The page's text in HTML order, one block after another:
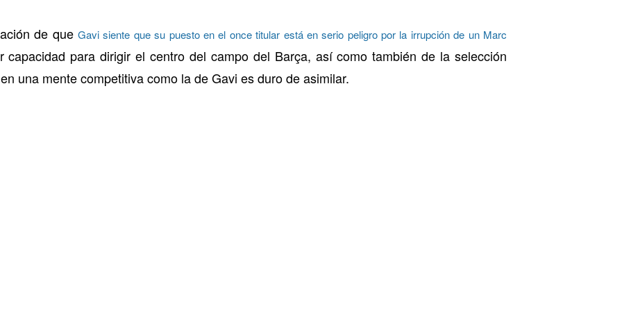
de queGavi siente que su puesto en el once titular está en serio peligro por la irrupción de un Marc
para dirigir el centro del campo del Barça, así como también de la selección
una mente competitiva como la de Gavi es duro de asimilar.